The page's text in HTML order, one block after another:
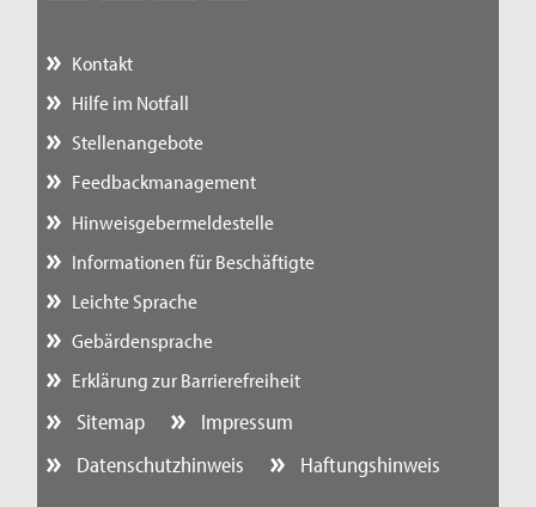
Kontakt
Hilfe im Notfall
Stellenangebote
Feedbackmanagement
Hinweisgebermeldestelle
Informationen für Beschäftigte
Leichte Sprache
Gebärdensprache
Erklärung zur Barrierefreiheit
Sitemap
Impressum
Datenschutzhinweis
Haftungshinweis